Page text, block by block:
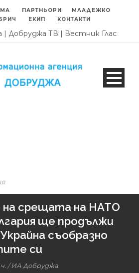
ПАРТНЬОРИ
МЛАДЕЖКО
ЕКИП КОНТАКТИ
| Добруджа ТВ | Вестник Глас
на срещата на НАТО
ще продължи
съобразно
си
/ИА Добруджа